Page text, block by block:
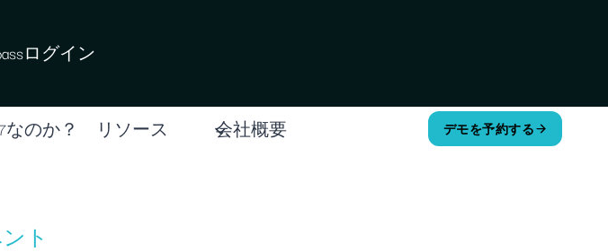
ログイン
なのか？ リソース 会社概要 デモを予約する
ト